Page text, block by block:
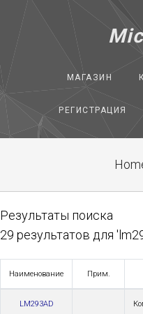
МАГАЗИН
РЕГИСТРАЦИЯ
Результаты поиска
29 результатов для
Наименование Прим.
LM293AD